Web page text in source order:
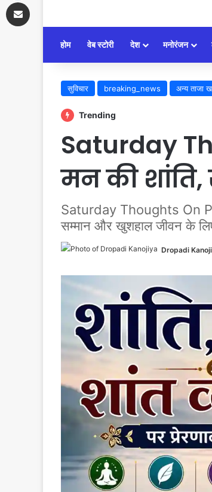
होम वेब स्टोरी देश मनोरंजन
सुविचार breaking_news अन्य ताजा
Trending
Saturday
मन की शांति,
Saturday Thoughts On
सम्मान और खुशहाल जीवन के लिए
Dropadi